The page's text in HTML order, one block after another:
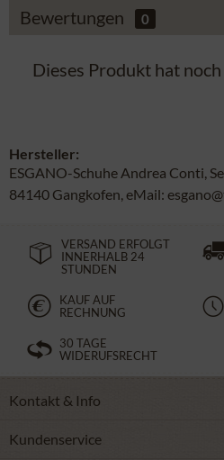
Bewertungen 0
Dieses Produkt hat
Hersteller:
ESGANO-Schuhe Andrea Conti,
84140 Gangkofen, eMail:
VERSAND ERFOLGT
INNERHALB 24
STUNDEN
KAUF AUF
RECHNUNG
30 TAGE
WIDERUFSRECHT
Kontakt & Info
Kundenservice